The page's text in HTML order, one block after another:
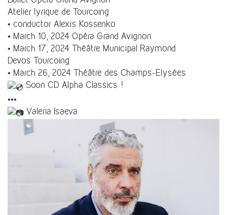
Atelier lyrique de Tourcoing
• conductor Alexis Kossenko
• March 10, 2024 Opéra Grand Avignon
• March 17, 2024 Théâtre Municipal Raymond
Devos Tourcoing
• March 26, 2024 Théâtre des Champs-Elysées
Soon CD Alpha Classics !
•••
Valeria Isaeva